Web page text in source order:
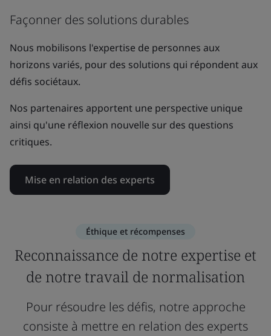
Façonner des solutions durables
Nous mobilisons l'expertise de personnes aux
horizons variés, pour des solutions qui répondent aux
défis sociétaux.
Nos partenaires apportent une perspective unique
ainsi qu'une réflexion nouvelle sur des questions
critiques.
Mise en relation des experts
Éthique et récompenses
Reconnaissance de notre expertise et
de notre travail de normalisation
Pour résoudre les défis, notre approche
consiste à mettre en relation des experts